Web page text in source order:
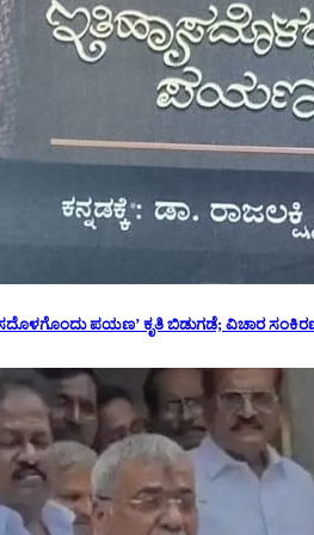
ಪಯಣ’ ಕೃತಿ ಬಿಡುಗಡೆ; ವಿಚಾರ